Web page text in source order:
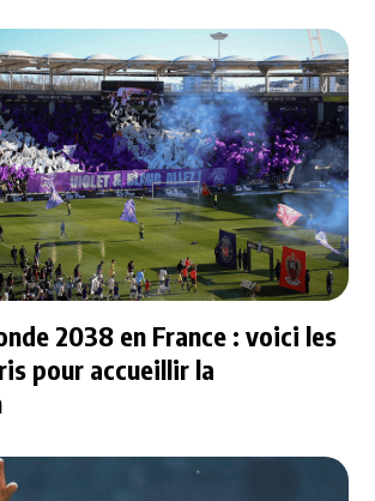
2038 en France : voici les
pour accueillir la